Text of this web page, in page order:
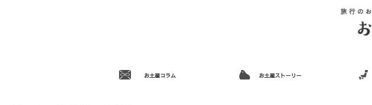
お土産コラム お土産ストーリー